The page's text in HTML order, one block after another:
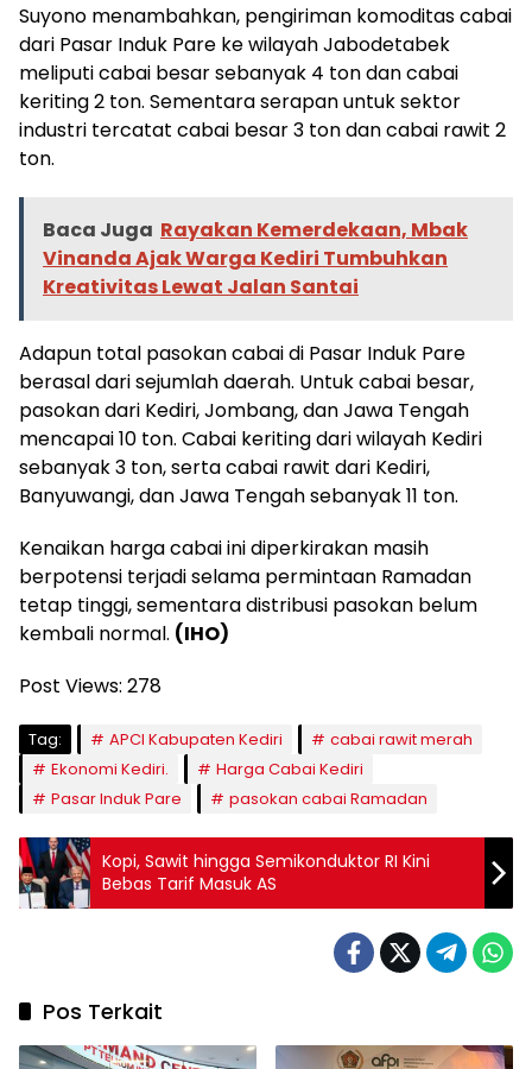
Suyono menambahkan, pengiriman komoditas cabai
dari Pasar Induk Pare ke wilayah Jabodetabek
meliputi cabai besar sebanyak 4 ton dan cabai
keriting 2 ton. Sementara serapan untuk sektor
industri tercatat cabai besar 3 ton dan cabai rawit 2
ton.
Baca Juga Rayakan Kemerdekaan, Mbak
Vinanda Ajak Warga Kediri Tumbuhkan
Kreativitas Lewat Jalan Santai
Adapun total pasokan cabai di Pasar Induk Pare
berasal dari sejumlah daerah. Untuk cabai besar,
pasokan dari Kediri, Jombang, dan Jawa Tengah
mencapai 10 ton. Cabai keriting dari wilayah Kediri
sebanyak 3 ton, serta cabai rawit dari Kediri,
Banyuwangi, dan Jawa Tengah sebanyak 11 ton.
Kenaikan harga cabai ini diperkirakan masih
berpotensi terjadi selama permintaan Ramadan
tetap tinggi, sementara distribusi pasokan belum
kembali normal. (IHO)
Post Views: 278
Tag: APCI Kabupaten Kediri
cabai rawit merah
Ekonomi Kediri.
Harga Cabai Kediri
Pasar Induk Pare
pasokan cabai Ramadan
Kopi, Sawit hingga Semikonduktor RI Kini
Bebas Tarif Masuk AS
Pos Terkait